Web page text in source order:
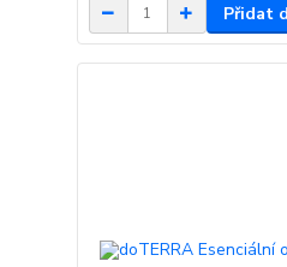
Přidat